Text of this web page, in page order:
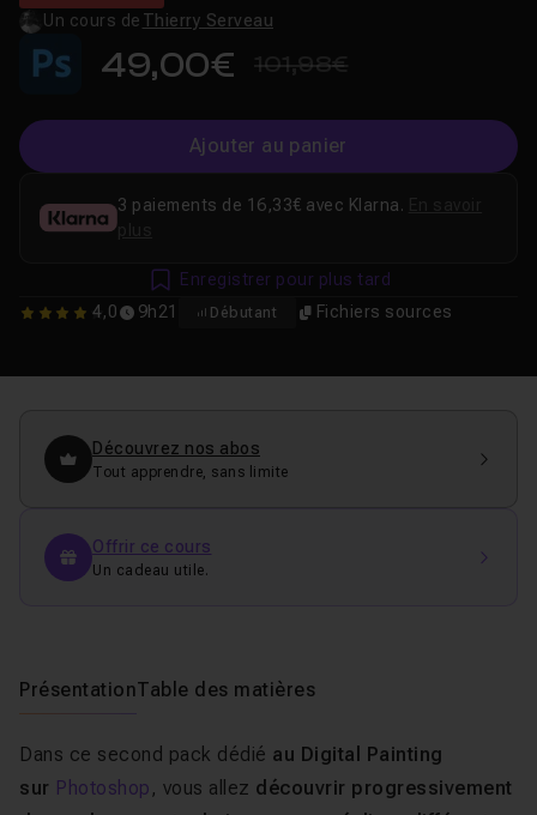
Un cours de Thierry Serveau
49,00€ 101,98€
Ajouter au panier
4 4,0 9h21 Débutant Fichiers sources
3 paiements de 16,33€ avec Klarna.
Enregistrer pour plus tard
Découvrez nos abos
Tout apprendre, sans limite
Offrir ce cours
Un cadeau utile.
PrésentationTable des matières
Dans ce second pack dédié au Digital Painting
sur Photoshop , vous allez découvrir progressivement